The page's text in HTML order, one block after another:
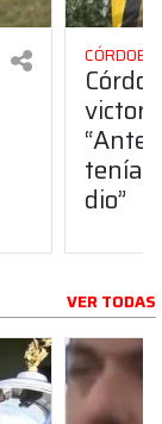
dio”
VER TODAS